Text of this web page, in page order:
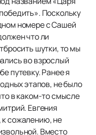
Поскольку
номере с Сашей
что ли
шутки, то мы
во взрослый
путевку. Ранее я
этапов, не было
в каком-то смысле
Евгения
сожалению, не
Вместо